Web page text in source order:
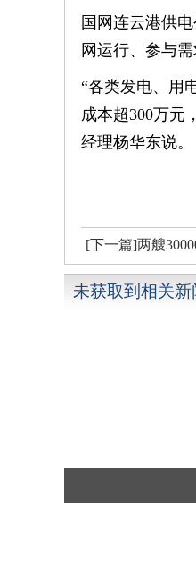
国网连云港供
网运行、参与
“各类发电、用
成本超300万元
经理杨华东说。
[下一篇]两艘
未获取到相关新